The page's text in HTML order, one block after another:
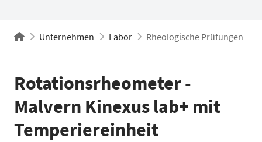
Unternehmen Labor Rheologische Prüfungen
Rotationsrheometer -
Malvern Kinexus lab+ mit
Temperiereinheit